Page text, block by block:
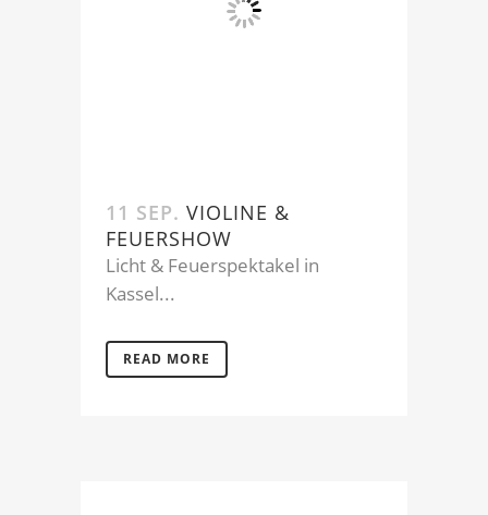
11 SEP. VIOLINE &
FEUERSHOW
Licht & Feuerspektakel in
Kassel...
READ MORE